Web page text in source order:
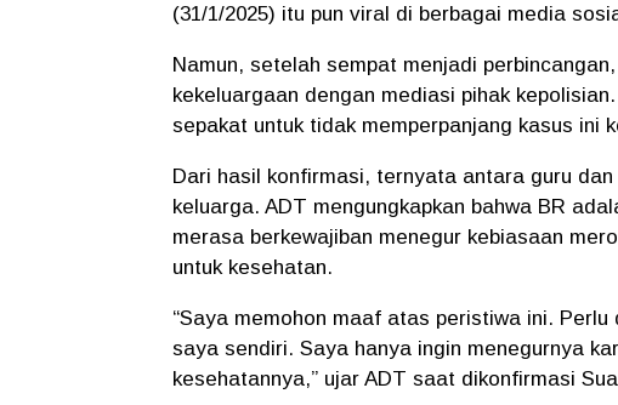
(31/1/2025) itu pun viral di berbagai media
Namun, setelah sempat menjadi
kekeluargaan dengan mediasi pihak
sepakat untuk tidak memperpanjang kasus ini
Dari hasil konfirmasi, ternyata antara guru
keluarga. ADT mengungkapkan bahwa BR
merasa berkewajiban menegur kebiasaan
untuk kesehatan.
“Saya memohon maaf atas peristiwa ini.
saya sendiri. Saya hanya ingin menegurnya
kesehatannya,” ujar ADT saat dikonfirmasi